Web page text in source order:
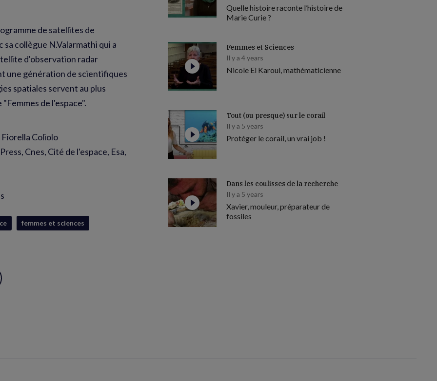
de satellites de
sa collègue N.Valarmathi qui a
d'observation radar
une génération de scientifiques
spatiales servent au plus
de l'espace".
Coliolo
Cnes, Cité de l'espace, Esa,
femmes et sciences
Quelle histoire raconte l’histoire de
Marie Curie ?
Femmes et Sciences
Il y a 4 years
Nicole El Karoui, mathématicienne
Tout (ou presque) sur le corail
Il y a 5 years
Protéger le corail, un vrai job !
Dans les coulisses de la recherche
Il y a 5 years
Xavier, mouleur, préparateur de
fossiles